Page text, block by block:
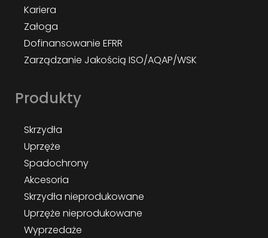
Kariera
Załoga
Dofinansowanie EFRR
Zarządzanie Jakością ISO/AQAP/WSK
Produkty
Skrzydła
Uprzęże
Spadochrony
Akcesoria
Skrzydła nieprodukowane
Uprzęże nieprodukowane
Wyprzedaże